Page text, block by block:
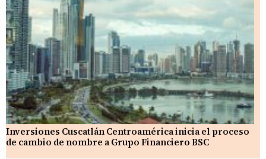
Inversiones Cuscatlán Centroamérica inicia el proceso
de cambio de nombre a Grupo Financiero BSC